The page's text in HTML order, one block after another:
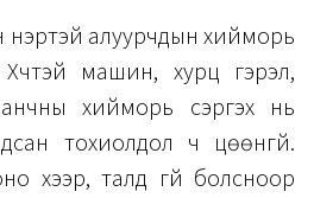
алуурчдын хийморь
машин, хурц гэрэл,
хийморь сэргэх нь
тохиолдол ч цөөнгүй.
хээр, талд үгүй болсноор